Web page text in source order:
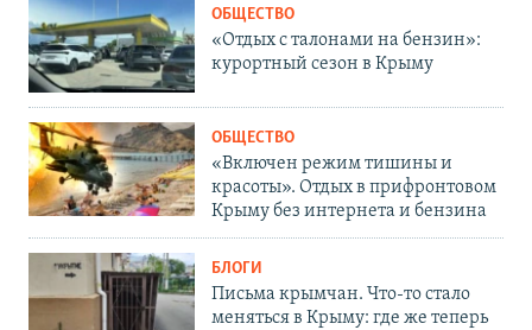
ОБЩЕСТВО
«Отдых с талонами на бензин»:
курортный сезон в Крыму
ОБЩЕСТВО
«Включен режим тишины и
красоты». Отдых в прифронтовом
Крыму без интернета и бензина
БЛОГИ
Письма крымчан. Что-то стало
меняться в Крыму: где же теперь